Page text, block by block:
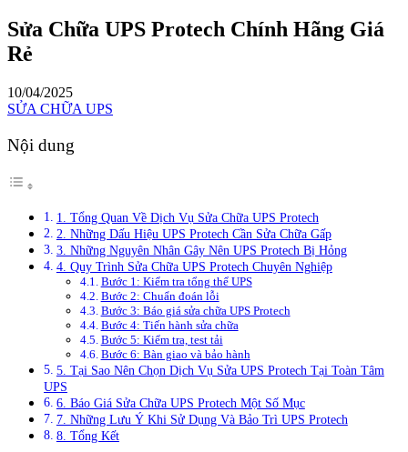
Sửa Chữa UPS Protech Chính Hãng Giá
Rẻ
10/04/2025
SỬA CHỮA UPS
Nội dung
1. Tổng Quan Về Dịch Vụ Sửa Chữa UPS Protech
2. Những Dấu Hiệu UPS Protech Cần Sửa Chữa Gấp
3. Những Nguyên Nhân Gây Nên UPS Protech Bị Hỏng
4. Quy Trình Sửa Chữa UPS Protech Chuyên Nghiệp
Bước 1: Kiểm tra tổng thể UPS
Bước 2: Chuẩn đoán lỗi
Bước 3: Báo giá sửa chữa UPS Protech
Bước 4: Tiến hành sửa chữa
Bước 5: Kiểm tra, test tải
Bước 6: Bàn giao và bảo hành
5. Tại Sao Nên Chọn Dịch Vụ Sửa UPS Protech Tại Toàn Tâm
UPS
6. Báo Giá Sửa Chữa UPS Protech Một Số Mục
7. Những Lưu Ý Khi Sử Dụng Và Bảo Trì UPS Protech
8. Tổng Kết